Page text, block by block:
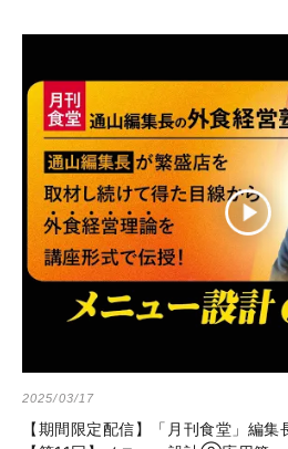
2025/03/17
【期間限定配信】「月刊食堂」編